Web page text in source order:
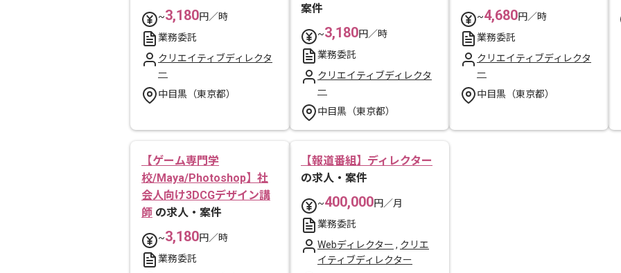
~3,180円／時
業務委託
クリエイティブディレクタ
ー
中目黒（東京都）
案件
~3,180円／時
業務委託
クリエイティブディレクタ
ー
中目黒（東京都）
~4,680円／時
業務委託
クリエイティブディレクタ
ー
中目黒（東京都）
【ゲーム専門学
校/Maya/Photoshop】社
会人向け3DCGデザイン講
師 の求人・案件
~3,180円／時
業務委託
【報道番組】ディレクター
の求人・案件
~400,000円／月
業務委託
Webディレクター , クリエ
イティブディレクター